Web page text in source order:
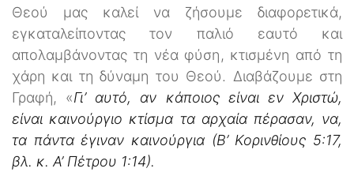
Θεού μας καλεί να ζήσουμε διαφορετικά,
εγκαταλείποντας τον παλιό εαυτό και
απολαμβάνοντας τη νέα φύση, κτισμένη από τη
χάρη και τη δύναμη του Θεού. Διαβάζουμε στη
Γραφή, «Γι’ αυτό, αν κάποιος είναι εν Χριστώ,
είναι καινούργιο κτίσμα τα αρχαία πέρασαν, να,
τα πάντα έγιναν καινούργια (Β’ Κορινθίους 5:17,
βλ. κ. Α’ Πέτρου 1:14).